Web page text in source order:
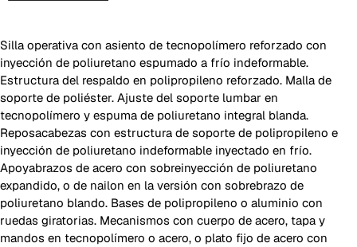
Silla operativa con asiento de tecnopolímero reforzado con
inyección de poliuretano espumado a frío indeformable.
Estructura del respaldo en polipropileno reforzado. Malla de
soporte de poliéster. Ajuste del soporte lumbar en
tecnopolímero y espuma de poliuretano integral blanda.
Reposacabezas con estructura de soporte de polipropileno e
inyección de poliuretano indeformable inyectado en frío.
Apoyabrazos de acero con sobreinyección de poliuretano
expandido, o de nailon en la versión con sobrebrazo de
poliuretano blando. Bases de polipropileno o aluminio con
ruedas giratorias. Mecanismos con cuerpo de acero, tapa y
mandos en tecnopolímero o acero, o plato fijo de acero con